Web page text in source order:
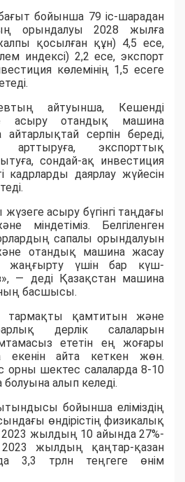
бойынша 79 іс-шарадан
орындалуы 2028 жылға
қосылған құн) 4,5 есе,
индексі) 2,2 есе, экспорт
көлемінің 1,5 есеге
айтуынша, Кешенді
асыру отандық машина
серпін береді,
арттыруға, экспорттық
сондай-ақ инвестиция
кадрларды даярлау жүйесін
асыру бүгінгі таңдағы
міндетіміз. Белгіленген
сапалы орындалуын
отандық машина жасау
жаңғырту үшін бар күш-
— деді Қазақстан машина
басшысы.
тармақты қамтитын және
дерлік салаларын
ететін ең жоғары
екенін айта кеткен жөн.
орны шектес салаларда 8-10
алып келеді.
бойынша еліміздің
өндірістің физикалық
2023 жылдың 10 айында 27%-
2023 жылдың қаңтар-қазан
3,3 трлн теңгеге өнім